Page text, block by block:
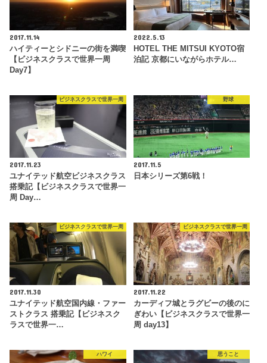
2017.11.14
ハイティーとシドニーの街を満喫
【ビジネスクラスで世界一周
Day7】
2022.5.13
HOTEL THE MITSUI KYOTO宿
泊記 京都にいながらホテル…
ビジネスクラスで世界一周
2017.11.23
ユナイテッド航空ビジネスクラス
搭乗記【ビジネスクラスで世界一
周 Day…
野球
2017.11.5
日本シリーズ第6戦！
ビジネスクラスで世界一周
2017.11.30
ユナイテッド航空国内線・ファー
ストクラス 搭乗記【ビジネスク
ラスで世界一…
ビジネスクラスで世界一周
2017.11.22
カーディフ城とラグビーの後のに
ぎわい【ビジネスクラスで世界一
周 day13】
ハワイ 思うこと